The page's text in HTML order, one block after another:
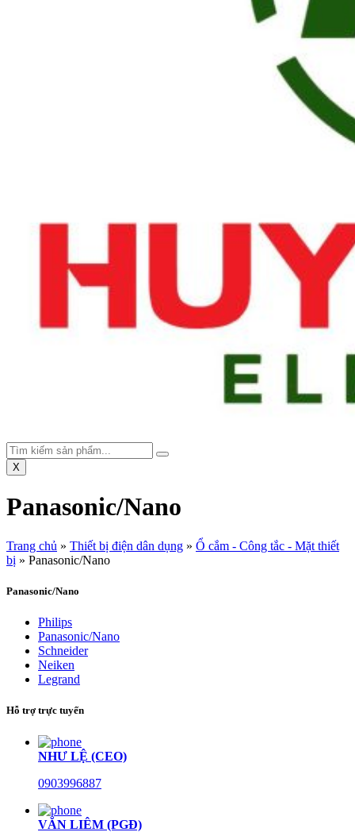
X
Panasonic/Nano
Trang chủ » Thiết bị điện dân dụng » Ổ cắm - Công tắc - Mặt thiết
bị » Panasonic/Nano
Panasonic/Nano
Philips
Panasonic/Nano
Schneider
Neiken
Legrand
Hỗ trợ trực tuyến
NHƯ LỆ (CEO)
0903996887
VĂN LIÊM (PGĐ)